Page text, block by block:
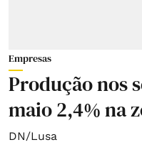
Empresas
Produção nos
maio 2,4% na
DN/Lusa